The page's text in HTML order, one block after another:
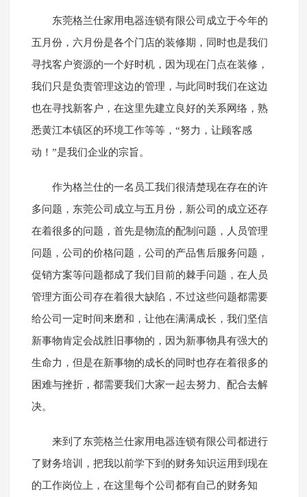
东莞格兰仕家用电器连锁有限公司成立于今年的
五月份，六月份是各个门店的装修期，同时也是我们
寻找客户资源的一个好时机，因为现在门点在装修，
我们只是负责管理这边的管理，与此同时我们在这边
也在寻找新客户，在这里先建立良好的关系网络，熟
悉黄江本镇区的环境工作等等，“努力，让顾客感
动！”是我们企业的宗旨。
作为格兰仕的一名员工我们很清楚现在存在的许
多问题，东莞公司成立与五月份，新公司的成立还存
在着很多的问题，首先是物流的配制问题，人员管理
问题，公司的价格问题，公司的产品售后服务问题，
促销方案等问题都成了我们目前的棘手问题，在人员
管理方面公司存在着很大缺陷，不过这些问题都需要
给公司一定时间来磨和，让他在满满成长，我们坚信
新事物肯定会战胜旧事物的，因为新事物具有强大的
生命力，但是在新事物的成长的同时也存在着很多的
困难与挫折，都需要我们大家一起去努力、配合去解
决。
来到了东莞格兰仕家用电器连锁有限公司都进行
了财务培训，把我以前学下到的财务知识运用到现在
的工作岗位上，在这里每个公司都有自己的财务知